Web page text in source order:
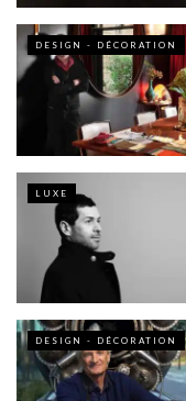
DESIGN - DÉCORATION
LUXE
DESIGN - DÉCORATION